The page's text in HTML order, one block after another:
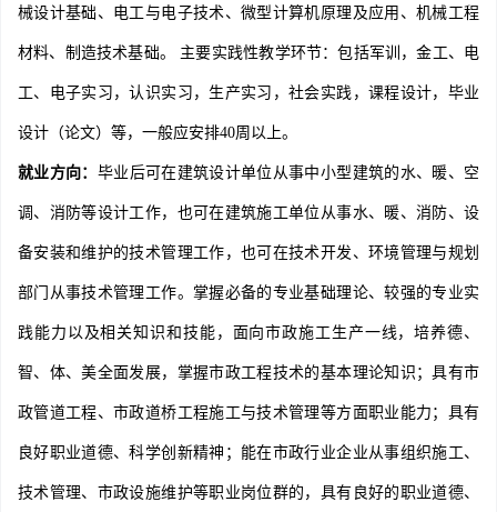
械设计基础、电工与电子技术、微型计算机原理及应用、机械工程
材料、制造技术基础。 主要实践性教学环节：包括军训，金工、电
工、电子实习，认识实习，生产实习，社会实践，课程设计，毕业
设计（论文）等，一般应安排40周以上。
就业方向： 毕业后可在建筑设计单位从事中小型建筑的水、暖、空
调、消防等设计工作，也可在建筑施工单位从事水、暖、消防、设
备安装和维护的技术管理工作，也可在技术开发、环境管理与规划
部门从事技术管理工作。掌握必备的专业基础理论、较强的专业实
践能力以及相关知识和技能，面向市政施工生产一线，培养德、
智、体、美全面发展，掌握市政工程技术的基本理论知识；具有市
政管道工程、市政道桥工程施工与技术管理等方面职业能力；具有
良好职业道德、科学创新精神；能在市政行业企业从事组织施工、
技术管理、市政设施维护等职业岗位群的，具有良好的职业道德、